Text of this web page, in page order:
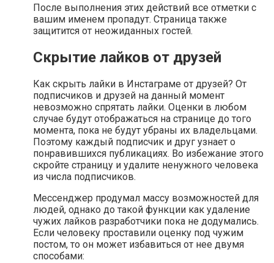
После выполнения этих действий все отметки с
вашим именем пропадут. Страница также
защитится от неожиданных гостей.
Скрытие лайков от друзей
Как скрыть лайки в Инстаграме от друзей? От
подписчиков и друзей на данный момент
невозможно спрятать лайки. Оценки в любом
случае будут отображаться на странице до того
момента, пока не будут убраны их владельцами.
Поэтому каждый подписчик и друг узнает о
понравившихся публикациях. Во избежание этого
скройте страницу и удалите ненужного человека
из числа подписчиков.
Мессенджер продумал массу возможностей для
людей, однако до такой функции как удаление
чужих лайков разработчики пока не додумались.
Если человеку проставили оценку под чужим
постом, то он может избавиться от нее двумя
способами: